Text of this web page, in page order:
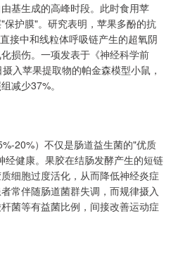
基生成的高峰时段。此时食用苹
护膜"。研究表明，苹果多酚的抗
接中和线粒体呼吸链产生的超氧阴
损伤。一项发表于《神经科学前
入苹果提取物的帕金森模型小鼠，
减少37%。
20%）不仅是肠道益生菌的"优质
健康。果胶在结肠发酵产生的短链
细胞过度活化，从而降低神经炎症
常伴随肠道菌群失调，而规律摄入
菌等有益菌比例，间接改善运动症